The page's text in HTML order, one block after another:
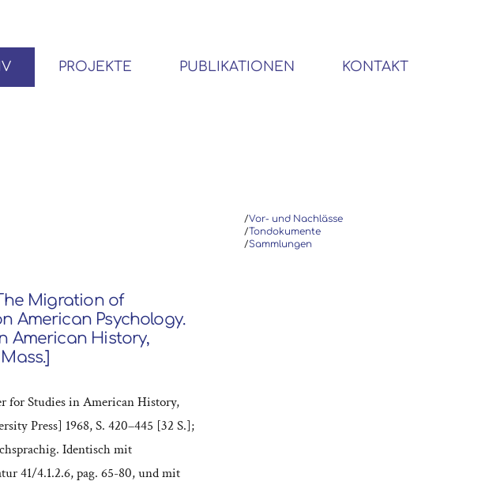
PROJEKTE PUBLIKATIONEN KONTAKT
/Vor- und Nachlässe
/Tondokumente
/Sammlungen
Migration of
American Psychology.
American History,
for Studies in American History,
Press] 1968, S. 420–445 [32 S.];
Identisch mit
41/4.1.2.6, pag. 65-80, und mit